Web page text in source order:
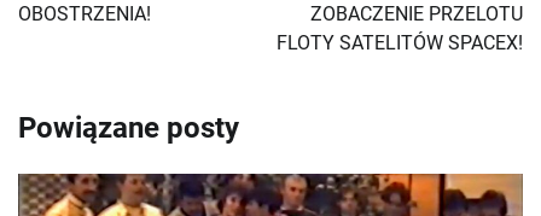
OBOSTRZENIA!
ZOBACZENIE PRZELOTU
FLOTY SATELITÓW SPACEX!
Powiązane posty